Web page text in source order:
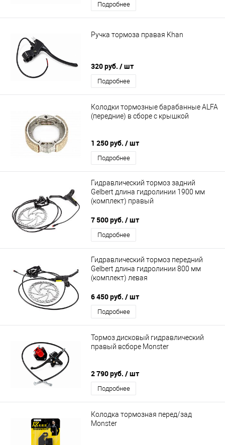
Подробнее
Ручка тормоза правая Khan
320 руб. / шт
Подробнее
Колодки тормозные барабанные ALFA
(передние) в сборе с крышкой
1 250 руб. / шт
Подробнее
Гидравлический тормоз задний
Gelbert длина гидролинии 1900 мм
(комплект) правый
7 500 руб. / шт
Подробнее
Гидравлический тормоз передний
Gelbert длина гидролинии 800 мм
(комплект) левая
6 450 руб. / шт
Подробнее
Тормоз дисковый гидравлический
правый всборе Monster
2 790 руб. / шт
Подробнее
Колодка тормозная перед/зад
Monster